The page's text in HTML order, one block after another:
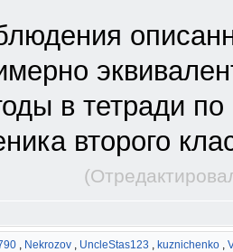
в тетради
второго
, Nekrozov , UncleStas123 , kuznichenko ,